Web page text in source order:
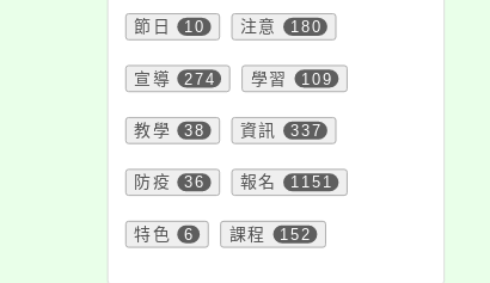
節日 10 注意 180
宣導 274 學習 109
教學 38 資訊 337
防疫 36 報名 1151
特色 6 課程 152
報名參加。